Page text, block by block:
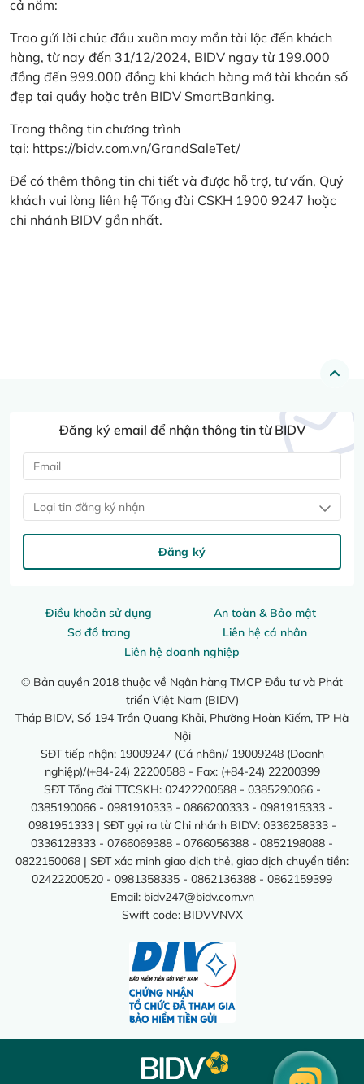
cả năm:
Trao gửi lời chúc đầu xuân may mắn tài lộc đến khách
hàng, từ nay đến 31/12/2024, BIDV ngay từ 199.000
đồng đến 999.000 đồng khi khách hàng mở tài khoản số
đẹp tại quầy hoặc trên BIDV SmartBanking.
Trang thông tin chương trình
tại: https://bidv.com.vn/GrandSaleTet/
Để có thêm thông tin chi tiết và được hỗ trợ, tư vấn, Quý
khách vui lòng liên hệ Tổng đài CSKH 1900 9247 hoặc
chi nhánh BIDV gần nhất.
Điều khoản sử dụng
An toàn & Bảo mật
Sơ đồ trang
Liên hệ cá nhân
Liên hệ doanh nghiệp
© Bản quyền 2018 thuộc về Ngân hàng TMCP Đầu tư và Phát
triển Việt Nam (BIDV)
Tháp BIDV, Số 194 Trần Quang Khải, Phường Hoàn Kiếm, TP Hà
Nội
SĐT tiếp nhận: 19009247 (Cá nhân)/ 19009248 (Doanh
nghiệp)/(+84-24) 22200588 - Fax: (+84-24) 22200399
SĐT Tổng đài TTCSKH: 02422200588 - 0385290066 -
0385190066 - 0981910333 - 0866200333 - 0981915333 -
0981951333 | SĐT gọi ra từ Chi nhánh BIDV: 0336258333 -
0336128333 - 0766069388 - 0766056388 - 0852198088 -
0822150068 | SĐT xác minh giao dịch thẻ, giao dịch chuyển tiền:
02422200520 - 0981358335 - 0862136388 - 0862159399
Email: bidv247@bidv.com.vn
Swift code: BIDVVNVX
Đăng ký email để nhận thông tin từ BIDV
Loại tin đăng ký nhận
Đăng ký